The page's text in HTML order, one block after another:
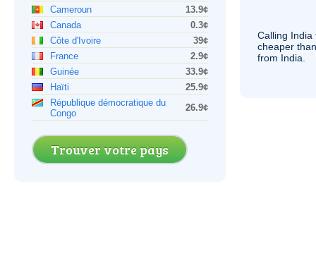
Cameroun
13.9¢
Canada
0.3¢
Côte d'Ivoire
39¢
France
2.9¢
Guinée
33.9¢
Haïti
25.9¢
République démocratique du
Congo
26.9¢
Trouver votre pays
Calling
cheaper
from India.